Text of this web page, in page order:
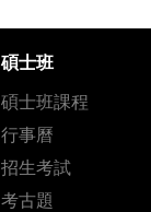
碩士班
碩士班課程
行事曆
招生考試
考古題